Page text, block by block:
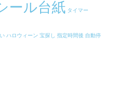
ール台紙 タイマー
ハロウィーン 宝探し 指定時間後 自動停